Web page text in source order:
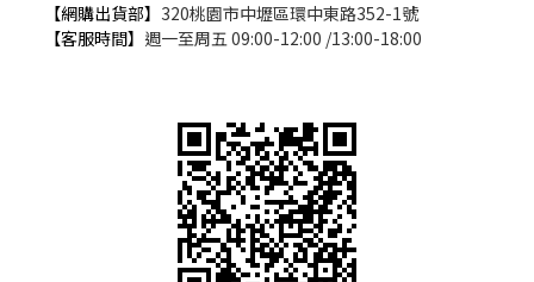
【網購出貨部】 320桃園市中壢區環中東路352-1號
【客服時間】 週一至周五 09:00-12:00 /13:00-18:00